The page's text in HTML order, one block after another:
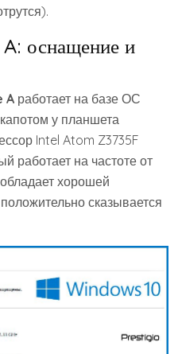
оснащение и
A работает на базе ОС
у планшета
Intel Atom Z3735F
работает на частоте от
хорошей
сказывается